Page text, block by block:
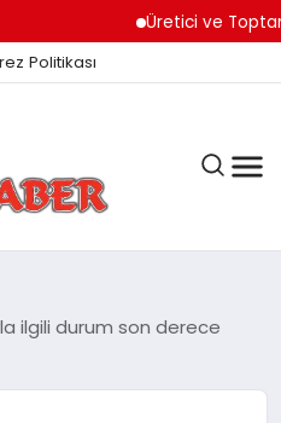
Üretici ve Toptancılar
Politikası
ilgili durum son derece